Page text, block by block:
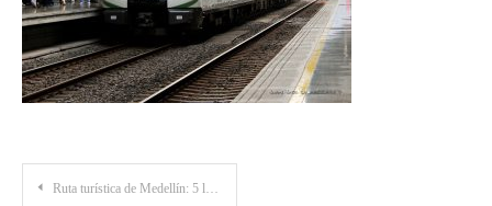
Post
Ruta turística de Medellín: 5 lugares que todo viajero debe conocer en la ciudad